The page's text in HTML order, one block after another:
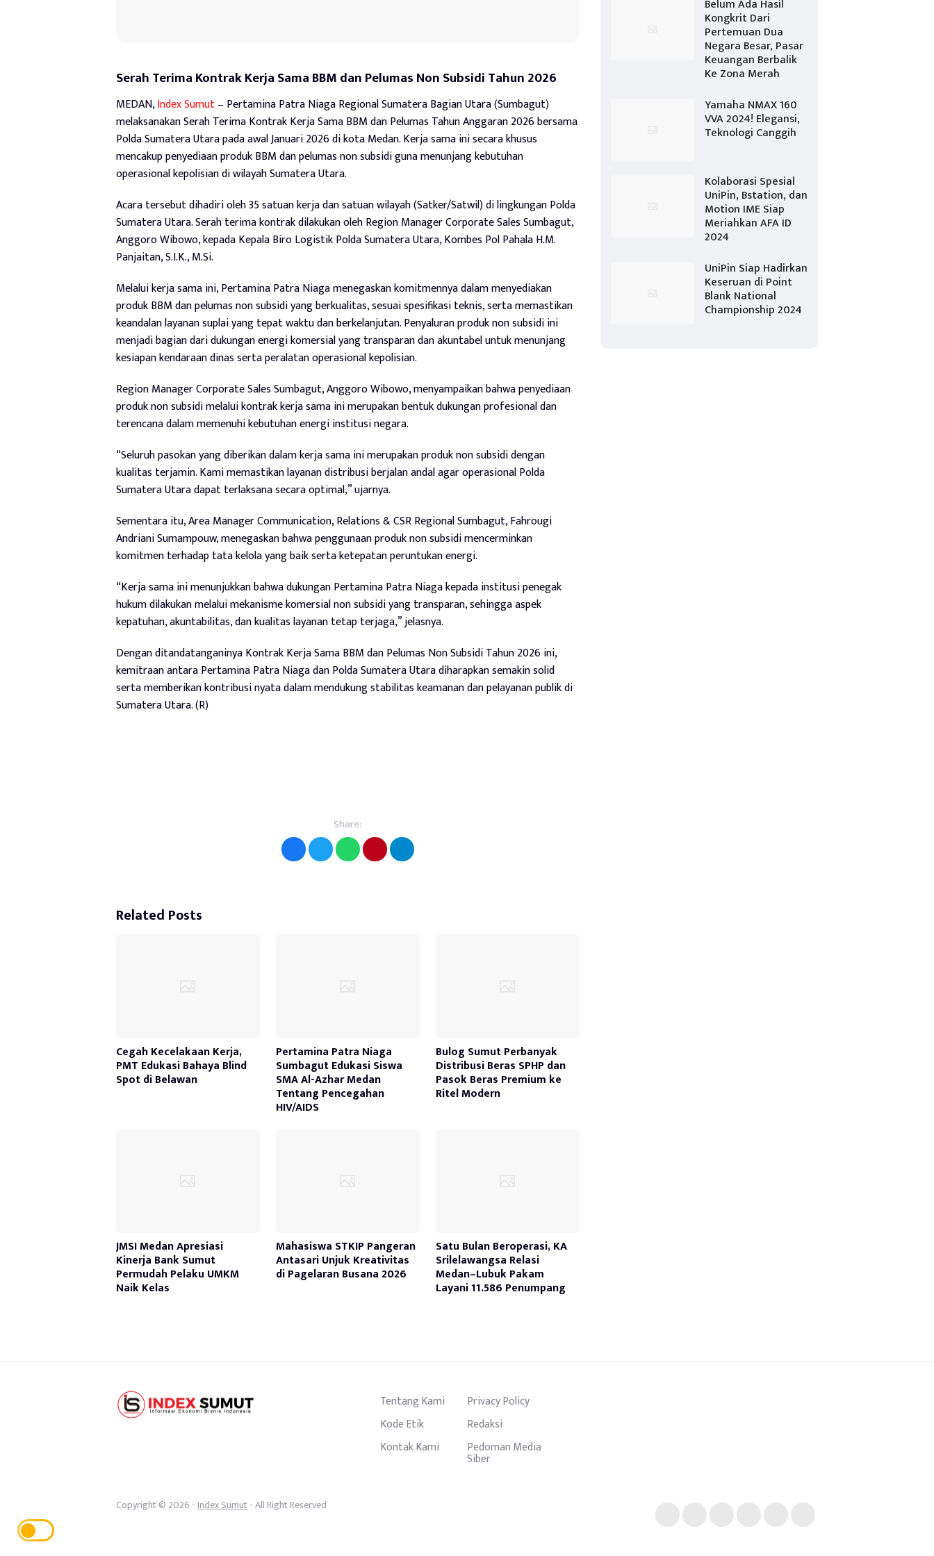
Serah Terima Kontrak Kerja Sama BBM dan Pelumas Non Subsidi Tahun 2026
MEDAN,Index Sumut– Pertamina Patra Niaga Regional Sumatera Bagian Utara (Sumbagut)
melaksanakan Serah Terima Kontrak Kerja Sama BBM dan Pelumas Tahun Anggaran 2026 bersama
Polda Sumatera Utara pada awal Januari 2026 di kota Medan. Kerja sama ini secara khusus
mencakup penyediaan produk BBM dan pelumas non subsidi guna menunjang kebutuhan
operasional kepolisian di wilayah Sumatera Utara.
Acara tersebut dihadiri oleh 35 satuan kerja dan satuan wilayah (Satker/Satwil) di lingkungan Polda
Sumatera Utara. Serah terima kontrak dilakukan oleh Region Manager Corporate Sales Sumbagut,
Anggoro Wibowo, kepada Kepala Biro Logistik Polda Sumatera Utara, Kombes Pol Pahala H.M.
Panjaitan, S.I.K., M.Si.
Melalui kerja sama ini, Pertamina Patra Niaga menegaskan komitmennya dalam menyediakan
produk BBM dan pelumas non subsidi yang berkualitas, sesuai spesifikasi teknis, serta memastikan
keandalan layanan suplai yang tepat waktu dan berkelanjutan. Penyaluran produk non subsidi ini
menjadi bagian dari dukungan energi komersial yang transparan dan akuntabel untuk menunjang
kesiapan kendaraan dinas serta peralatan operasional kepolisian.
Region Manager Corporate Sales Sumbagut, Anggoro Wibowo, menyampaikan bahwa penyediaan
produk non subsidi melalui kontrak kerja sama ini merupakan bentuk dukungan profesional dan
terencana dalam memenuhi kebutuhan energi institusi negara.
“Seluruh pasokan yang diberikan dalam kerja sama ini merupakan produk non subsidi dengan
kualitas terjamin. Kami memastikan layanan distribusi berjalan andal agar operasional Polda
Sumatera Utara dapat terlaksana secara optimal,” ujarnya.
Sementara itu, Area Manager Communication, Relations & CSR Regional Sumbagut, Fahrougi
Andriani Sumampouw, menegaskan bahwa penggunaan produk non subsidi mencerminkan
komitmen terhadap tata kelola yang baik serta ketepatan peruntukan energi.
“Kerja sama ini menunjukkan bahwa dukungan Pertamina Patra Niaga kepada institusi penegak
hukum dilakukan melalui mekanisme komersial non subsidi yang transparan, sehingga aspek
kepatuhan, akuntabilitas, dan kualitas layanan tetap terjaga,” jelasnya.
Dengan ditandatanganinya Kontrak Kerja Sama BBM dan Pelumas Non Subsidi Tahun 2026 ini,
kemitraan antara Pertamina Patra Niaga dan Polda Sumatera Utara diharapkan semakin solid
serta memberikan kontribusi nyata dalam mendukung stabilitas keamanan dan pelayanan publik di
Sumatera Utara. (R)
Share:
Related Posts
Cegah Kecelakaan Kerja,
PMT Edukasi Bahaya Blind
Spot di Belawan
Pertamina Patra Niaga
Sumbagut Edukasi Siswa
SMA Al-Azhar Medan
Tentang Pencegahan
HIV/AIDS
Bulog Sumut Perbanyak
Distribusi Beras SPHP dan
Pasok Beras Premium ke
Ritel Modern
JMSI Medan Apresiasi
Kinerja Bank Sumut
Permudah Pelaku UMKM
Naik Kelas
Mahasiswa STKIP Pangeran
Antasari Unjuk Kreativitas
di Pagelaran Busana 2026
Satu Bulan Beroperasi, KA
Srilelawangsa Relasi
Medan–Lubuk Pakam
Layani 11.586 Penumpang
Belum Ada Hasil
Kongkrit Dari
Pertemuan Dua
Negara Besar, Pasar
Keuangan Berbalik
Ke Zona Merah
Yamaha NMAX 160
VVA 2024! Elegansi,
Teknologi Canggih
Kolaborasi Spesial
UniPin, Bstation, dan
Motion IME Siap
Meriahkan AFA ID
2024
UniPin Siap Hadirkan
Keseruan di Point
Blank National
Championship 2024
Tentang Kami
Privacy Policy
Kode Etik
Redaksi
Kontak Kami
Pedoman Media
Siber
Copyright © 2026 -Index Sumut- All Right Reserved